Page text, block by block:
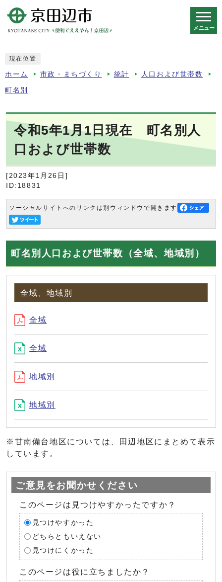
メニュー
現在位置
ホーム 市政・まちづくり 統計 人口および世帯数
町名別
令和5年1月1日現在 町名別人
口および世帯数
[2023年1月26日]
ID:18831
ソーシャルサイトへのリンクは別ウィンドウで開きます
町名別人口および世帯数（全域、地域別）
全域、地域別
全域
全域
地域別
地域別
※甘南備台地区については、田辺地区にまとめて表示
しています。
ご意見をお聞かせください
このページは見つけやすかったですか？
見つけやすかった
どちらともいえない
見つけにくかった
このページは役に立ちましたか？